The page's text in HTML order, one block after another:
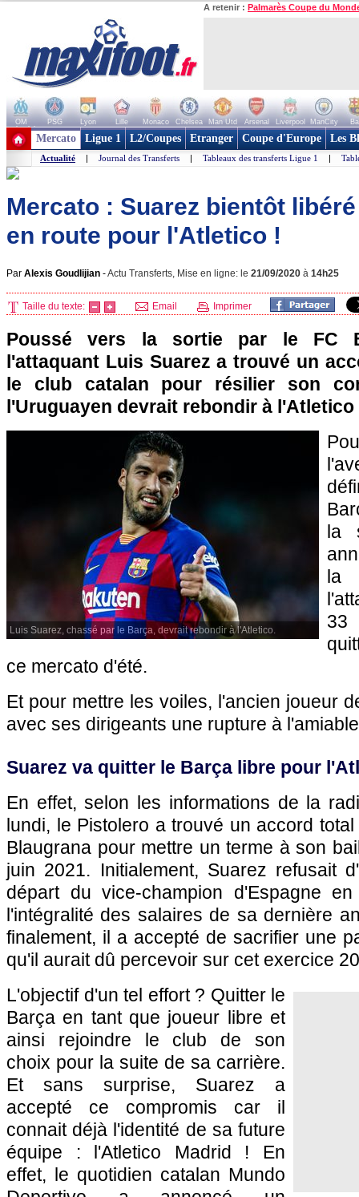
A retenir : Palmarès Coupe du
OM PSG Lyon Lille Monaco Chelsea Man Utd Arsenal Liverpool ManCity
+ de clubs
Mercato Ligue 1 L2/Coupes Etranger Coupe d'Europe Les
Actualité | Journal des Transferts | Tableaux des transferts Ligue 1 |
Mercato : Suarez bientôt
en route pour l'Atletico !
Par Alexis Goudlijian -Actu Transferts, Mise en ligne: le 21/09/2020 à 14h25
Taille du texte: Email Imprimer
Poussé vers la sortie par le FC
l'attaquant Luis Suarez a trouvé un
le club catalan pour résilier son
l'Uruguayen devrait rebondir à l'Atletico
Luis Suarez, chassé par le Barça, devrait rebondir à l'Atletico.
la
la
33
ce mercato d'été.
Et pour mettre les voiles, l'ancien joueur
avec ses dirigeants une rupture à
Suarez va quitter le Barça libre pour
En effet, selon les informations de la
lundi, le Pistolero a trouvé un accord
Blaugrana pour mettre un terme à son
juin 2021. Initialement, Suarez refusait
départ du vice-champion d'Espagne
l'intégralité des salaires de sa dernière
finalement, il a accepté de sacrifier une
qu'il aurait dû percevoir sur cet exercice
L'objectif d'un tel effort ? Quitter le
Barça en tant que joueur libre et
ainsi rejoindre le club de son
choix pour la suite de sa carrière.
Et sans surprise, Suarez a
accepté ce compromis car il
connait déjà l'identité de sa future
équipe : l'Atletico Madrid ! En
effet, le quotidien catalan Mundo